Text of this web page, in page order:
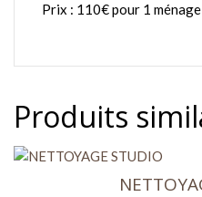
Prix : 110€ pour 1
Produits